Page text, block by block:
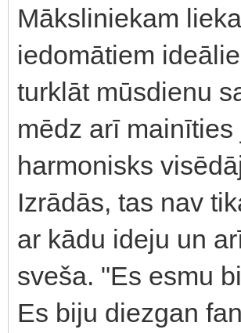
Māksliniekam
iedomātiem
turklāt mūsdienu
mēdz arī
harmonisks
Izrādās, tas nav
ar kādu ideju un
sveša. "Es esmu
Es biju diezgan